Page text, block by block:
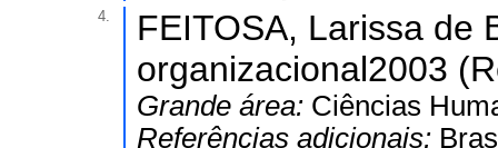
4.
FEITOSA, Larissa de
organizacional2003
Grande área: Ciências
Referências adicionais: